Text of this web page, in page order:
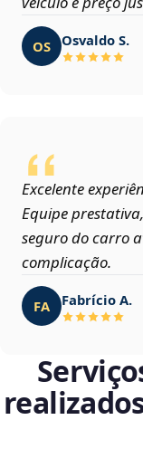
OS Osvaldo S.
Excelente
Equipe
seguro do carro
complicação.
FA Fabrício A.